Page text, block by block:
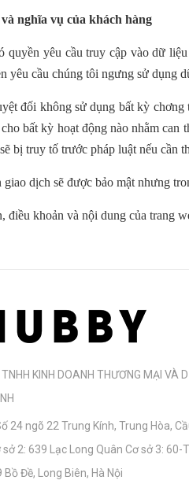
nghĩa vụ của khách hàng
quyền yêu cầu truy cập vào dữ
yêu cầu chúng tôi ngưng sử dụng
đối không sử dụng bất kỳ
bất kỳ hoạt động nào nhằm
bị truy tố trước pháp luật nếu cần
dịch sẽ được bảo mật nhưng
điều khoản và nội dung của trang
KINH DOANH THƯƠNG MẠI VÀ
24 ngõ 22 Trung Kính, Trung Hòa,
sở 2: 639 Lạc Long Quân Cơ sở 3: 60-
Bồ Đề, Long Biên, Hà Nội